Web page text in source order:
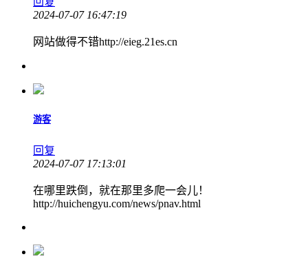
2024-07-07 16:47:19
网站做得不错http://eieg.21es.cn
游客
回复
2024-07-07 17:13:01
在哪里跌倒，就在那里多爬一会儿！
http://huichengyu.com/news/pnav.html